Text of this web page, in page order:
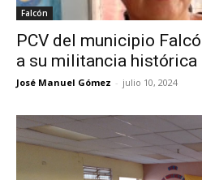
Falcón
PCV del municipio
a su militancia histórica
José Manuel Gómez - julio 10, 2024